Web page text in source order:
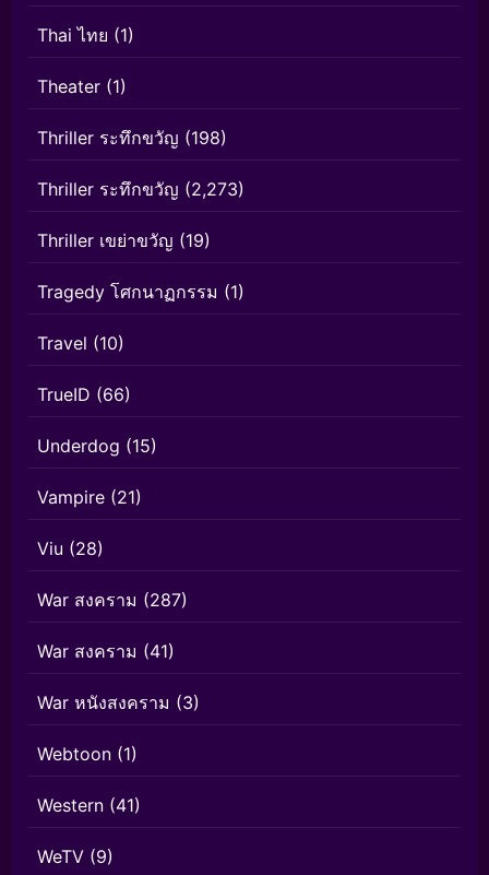
Thai ไทย (1)
Theater (1)
Thriller ระทึกขวัญ (198)
Thriller ระทึกขวัญ (2,273)
Thriller เขย่าขวัญ (19)
Tragedy โศกนาฏกรรม (1)
Travel (10)
TrueID (66)
Underdog (15)
Vampire (21)
Viu (28)
War สงคราม (287)
War สงคราม (41)
War หนังสงคราม (3)
Webtoon (1)
Western (41)
WeTV (9)